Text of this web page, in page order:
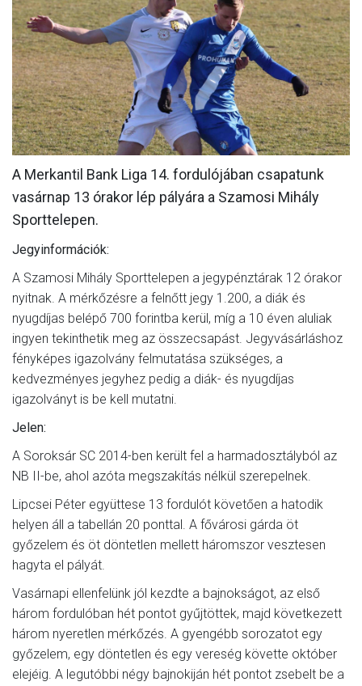
MÉRKŐZÉSEK
KLUB
GALÉRIA
SZURKOLÓI ÉLMÉNYEK
AKKREDITÁCIÓ
A Merkantil Bank Liga 14. fordulójában csapatunk
vasárnap 13 órakor lép pályára a Szamosi Mihály
Sporttelepen.
Jegyinformációk:
A Szamosi Mihály Sporttelepen a jegypénztárak 12 órakor
nyitnak. A mérkőzésre a felnőtt jegy 1.200, a diák és
nyugdíjas belépő 700 forintba kerül, míg a 10 éven aluliak
ingyen tekinthetik meg az összecsapást. Jegyvásárláshoz
fényképes igazolvány felmutatása szükséges, a
kedvezményes jegyhez pedig a diák- és nyugdíjas
igazolványt is be kell mutatni.
Jelen:
A Soroksár SC 2014-ben került fel a harmadosztályból az
NB II-be, ahol azóta megszakítás nélkül szerepelnek.
Lipcsei Péter együttese 13 fordulót követően a hatodik
helyen áll a tabellán 20 ponttal. A fővárosi gárda öt
győzelem és öt döntetlen mellett háromszor vesztesen
hagyta el pályát.
Vasárnapi ellenfelünk jól kezdte a bajnokságot, az első
három fordulóban hét pontot gyűjtöttek, majd következett
három nyeretlen mérkőzés. A gyengébb sorozatot egy
győzelem, egy döntetlen és egy vereség követte október
elejéig. A legutóbbi négy bajnokiján hét pontot zsebelt be a